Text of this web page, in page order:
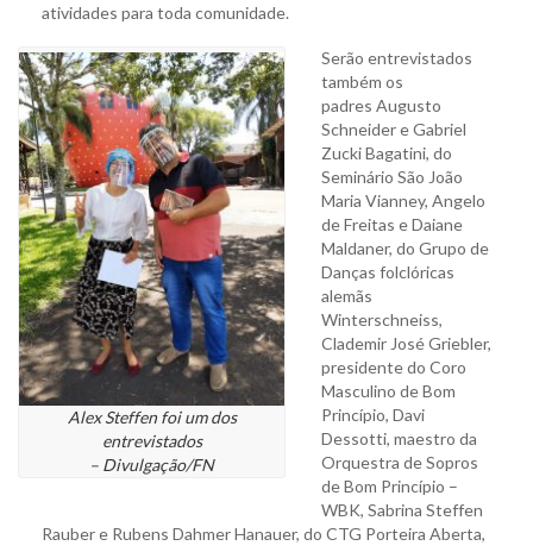
atividades para toda comunidade.
Alex Steffen foi um dos
entrevistados
– Divulgação/FN
Serão entrevistados
também os
padres Augusto
Schneider e Gabriel
Zucki Bagatini, do
Seminário São João
Maria Vianney, Angelo
de Freitas e Daiane
Maldaner, do Grupo de
Danças folclóricas
alemãs
Winterschneiss,
Clademir José Griebler,
presidente do Coro
Masculino de Bom
Princípio, Davi
Dessotti, maestro da
Orquestra de Sopros
de Bom Princípio –
WBK, Sabrina Steffen
Rauber e Rubens Dahmer Hanauer, do CTG Porteira Aberta,